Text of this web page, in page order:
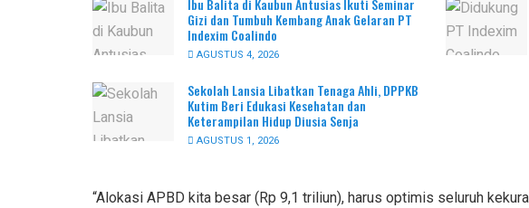
Ibu Balita di Kaubun Antusias Ikuti Seminar
Gizi dan Tumbuh Kembang Anak Gelaran PT
Indexim Coalindo
AGUSTUS 4, 2026
Sekolah Lansia Libatkan Tenaga Ahli, DPPKB
Kutim Beri Edukasi Kesehatan dan
Keterampilan Hidup Diusia Senja
AGUSTUS 1, 2026
“Alokasi APBD kita besar (Rp 9,1 triliun), harus optimis seluruh